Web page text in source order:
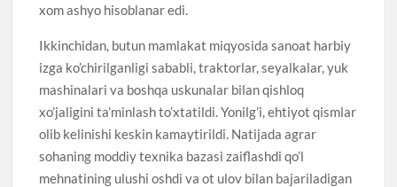
xom ashyo hisoblanar edi.
Ikkinchidan, butun mamlakat miqyosida sanoat harbiy
izga ko’chirilganligi sababli, traktorlar, seyalkalar, yuk
mashinalari va boshqa uskunalar bilan qishloq
xo’jaligini ta’minlash to’xtatildi. Yonilg’i, ehtiyot qismlar
olib kelinishi keskin kamaytirildi. Natijada agrar
sohaning moddiy texnika bazasi zaiflashdi qo’l
mehnatining ulushi oshdi va ot ulov bilan bajariladigan